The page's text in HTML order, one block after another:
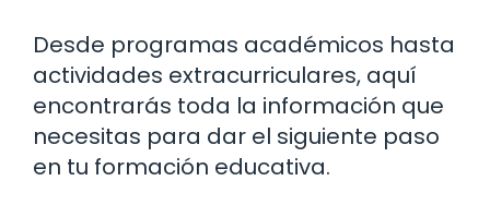
Desde programas académicos hasta
actividades extracurriculares, aquí
encontrarás toda la información que
necesitas para dar el siguiente paso
en tu formación educativa.